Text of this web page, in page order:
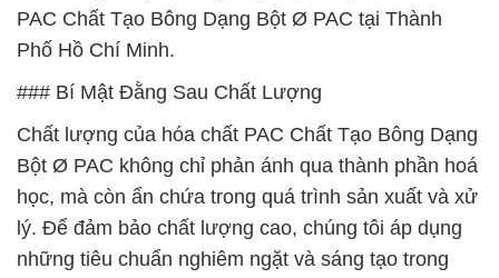
PAC Chất Tạo Bông Dạng Bột Ø PAC tại Thành
Phố Hồ Chí Minh.
### Bí Mật Đằng Sau Chất Lượng
Chất lượng của hóa chất PAC Chất Tạo Bông Dạng
Bột Ø PAC không chỉ phản ánh qua thành phần hoá
học, mà còn ẩn chứa trong quá trình sản xuất và xử
lý. Để đảm bảo chất lượng cao, chúng tôi áp dụng
những tiêu chuẩn nghiêm ngặt và sáng tạo trong